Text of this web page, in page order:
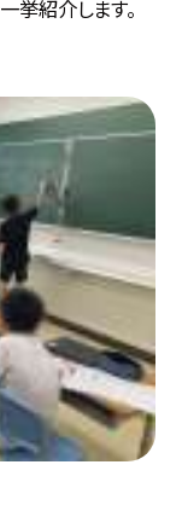
挙紹介します。